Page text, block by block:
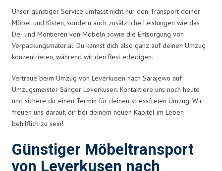
Unser günstiger Service umfasst nicht nur den Transport deiner
Möbel und Kisten, sondern auch zusätzliche Leistungen wie das
De- und Montieren von Möbeln sowie die Entsorgung von
Verpackungsmaterial. Du kannst dich also ganz auf deinen Umzug
konzentrieren, während wir den Rest erledigen.
Vertraue beim Umzug von Leverkusen nach Sarajewo auf
Umzugsmeister Sänger Leverkusen. Kontaktiere uns noch heute
und sichere dir einen Termin für deinen stressfreien Umzug. Wir
freuen uns darauf, dir bei deinem neuen Kapitel im Leben
behilflich zu sein!
Günstiger Möbeltransport